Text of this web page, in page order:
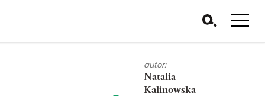
autor:
Natalia
Kalinowska